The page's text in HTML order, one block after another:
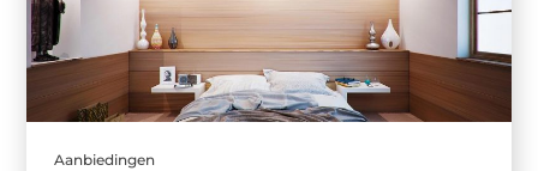
Aanbiedingen